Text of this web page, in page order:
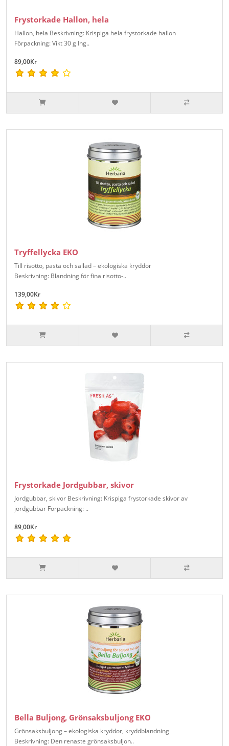
Frystorkade Hallon, hela
Hallon, hela Beskrivning: Krispiga hela frystorkade hallon
Förpackning: Vikt 30 g Ing..
89,00Kr
Tryffellycka EKO
Till risotto, pasta och sallad – ekologiska kryddor
Beskrivning: Blandning för fina risotto-..
139,00Kr
Frystorkade Jordgubbar, skivor
Jordgubbar, skivor Beskrivning: Krispiga frystorkade skivor av
jordgubbar Förpackning: ..
89,00Kr
Bella Buljong, Grönsaksbuljong EKO
Grönsaksbuljong – ekologiska kryddor, kryddblandning
Beskrivning: Den renaste grönsaksbuljon..